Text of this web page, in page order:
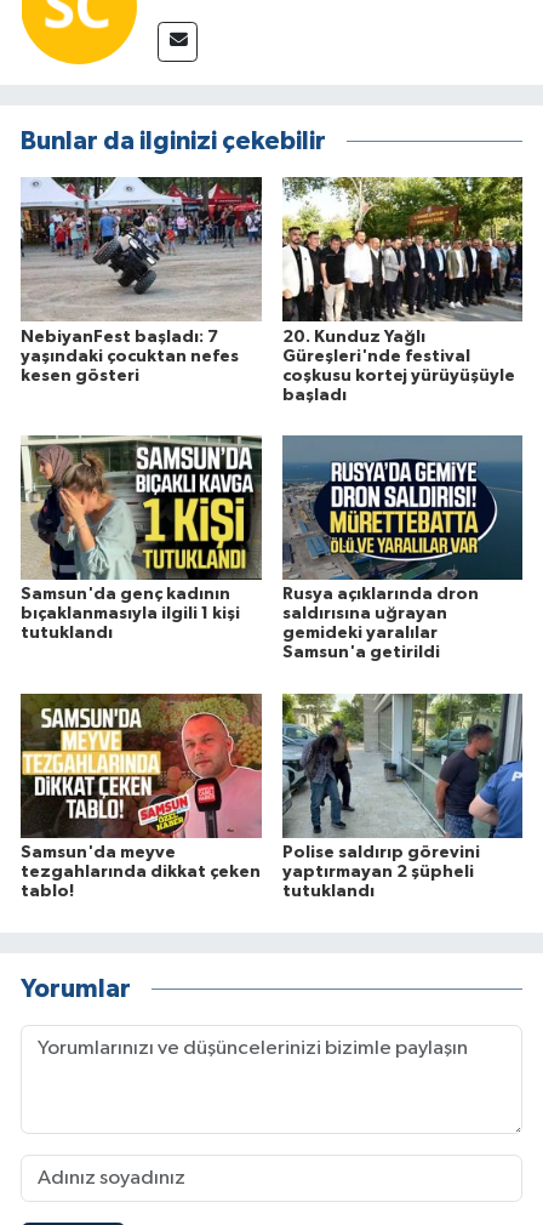
Bunlar da ilginizi çekebilir
NebiyanFest başladı: 7
yaşındaki çocuktan nefes
kesen gösteri
20. Kunduz Yağlı
Güreşleri'nde festival
coşkusu kortej yürüyüşüyle
başladı
Samsun'da genç kadının
bıçaklanmasıyla ilgili 1 kişi
tutuklandı
Rusya açıklarında dron
saldırısına uğrayan
gemideki yaralılar
Samsun'a getirildi
Samsun'da meyve
tezgahlarında dikkat çeken
tablo!
Polise saldırıp görevini
yaptırmayan 2 şüpheli
tutuklandı
Yorumlar